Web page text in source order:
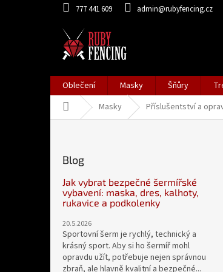
777 441 609 admin@rubyfencing.cz
Oblečení Masky Šňůry
Domů Masky Příslušentství a
Blog
Jak vybrat bezpečné šermířské
vybavení: maska, dres, kalhoty,
rukavice a podkolenky
20.5.2026
Sportovní šerm je rychlý, technický a
krásný sport. Aby si ho šermíř mohl
opravdu užít, potřebuje nejen správnou
zbraň, ale hlavně kvalitní a bezpečné...